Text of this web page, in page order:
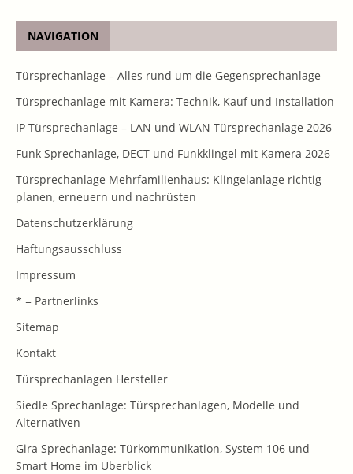
NAVIGATION
Türsprechanlage – Alles rund um die Gegensprechanlage
Türsprechanlage mit Kamera: Technik, Kauf und Installation
IP Türsprechanlage – LAN und WLAN Türsprechanlage 2026
Funk Sprechanlage, DECT und Funkklingel mit Kamera 2026
Türsprechanlage Mehrfamilienhaus: Klingelanlage richtig
planen, erneuern und nachrüsten
Datenschutzerklärung
Haftungsausschluss
Impressum
* = Partnerlinks
Sitemap
Kontakt
Türsprechanlagen Hersteller
Siedle Sprechanlage: Türsprechanlagen, Modelle und
Alternativen
Gira Sprechanlage: Türkommunikation, System 106 und
Smart Home im Überblick